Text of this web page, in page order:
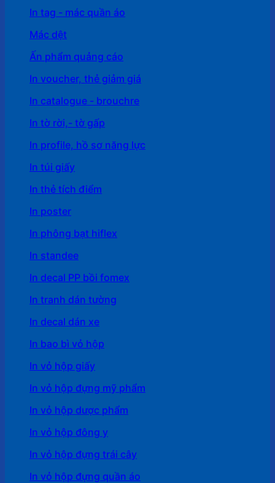
In tag - mác quần áo
Mác dệt
Ấn phẩm quảng cáo
In voucher, thẻ giảm giá
In catalogue - brouchre
In tờ rời,- tờ gấp
In profile, hồ sơ năng lực
In túi giấy
In thẻ tích điểm
In poster
In phông bạt hiflex
In standee
In decal PP bồi fomex
In tranh dán tường
In decal dán xe
In bao bì vỏ hộp
In vỏ hộp giấy
In vỏ hộp đựng mỹ phẩm
In vỏ hộp dược phẩm
In vỏ hộp đông y
In vỏ hộp đựng trái cây
In vỏ hộp đựng quần áo